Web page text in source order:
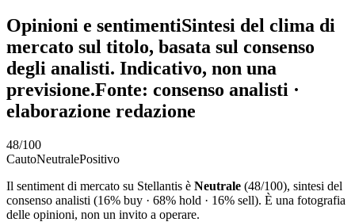
Opinioni e sentimentiSintesi del clima di
mercato sul titolo, basata sul consenso
degli analisti. Indicativo, non una
previsione.Fonte: consenso analisti ·
elaborazione redazione
48/100
CautoNeutralePositivo
Il sentiment di mercato su Stellantis è Neutrale (48/100), sintesi del
consenso analisti (16% buy · 68% hold · 16% sell). È una fotografia
delle opinioni, non un invito a operare.